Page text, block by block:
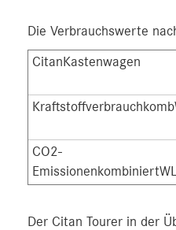
Die Verbrauchswerte
CitanKastenwagen
CO2-
Der Citan Tourer in der